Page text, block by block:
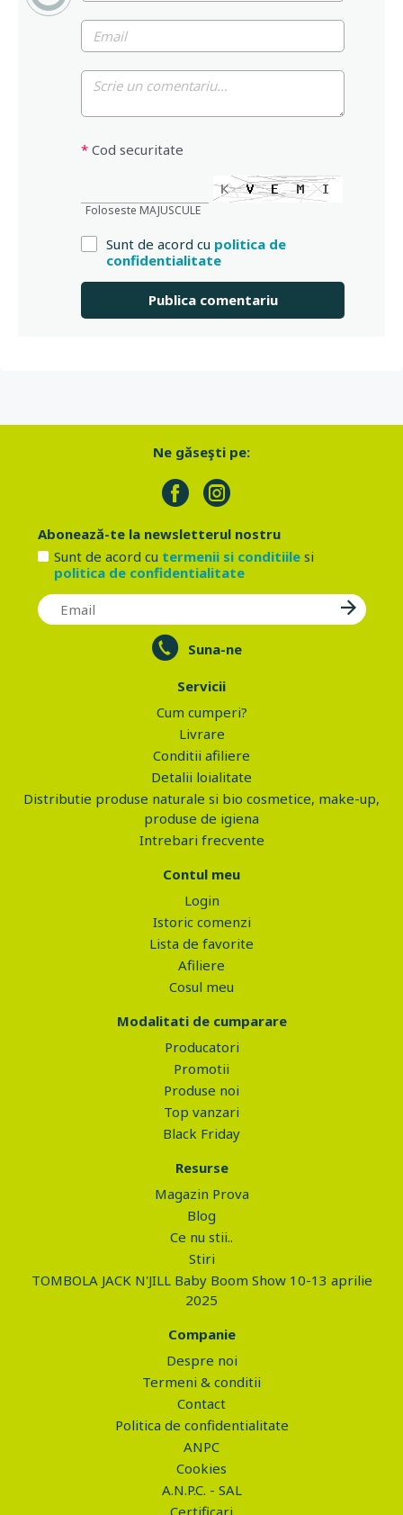
* Cod securitate
Foloseste MAJUSCULE
Sunt de acord cu politica de
confidentialitate
Ne găseşti pe:
Abonează-te la newsletterul nostru
Sunt de acord cu termenii si conditiilesi
politica de confidentialitate
Suna-ne
Servicii
Cum cumperi?
Livrare
Conditii afiliere
Detalii loialitate
Distributie produse naturale si bio cosmetice, make-up,
produse de igiena
Intrebari frecvente
Contul meu
Login
Istoric comenzi
Lista de favorite
Afiliere
Cosul meu
Modalitati de cumparare
Producatori
Promotii
Produse noi
Top vanzari
Black Friday
Resurse
Magazin Prova
Blog
Ce nu stii..
Stiri
TOMBOLA JACK N'JILL Baby Boom Show 10-13 aprilie
2025
Companie
Despre noi
Termeni & conditii
Contact
Politica de confidentialitate
ANPC
Cookies
A.N.P.C. - SAL
Certificari